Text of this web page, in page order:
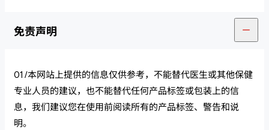
免责声明
01 /本网站上提供的信息仅供参考，不能替代医生或其他保健
专业人员的建议，也不能替代任何产品标签或包装上的信
息，我们建议您在使用前阅读所有的产品标签、警告和说
明。